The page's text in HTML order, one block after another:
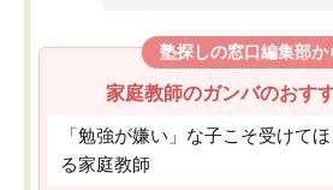
塾探しの窓口編集部か
家庭教師のガンバのおす
「勉強が嫌い」な子こそ受けて
る家庭教師